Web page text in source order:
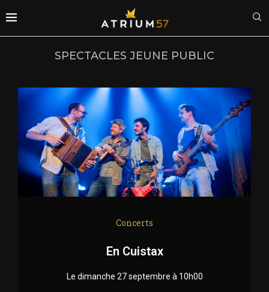
SPECTACLES JEUNE PUBLIC
Concerts
En Cuistax
Le dimanche 27 septembre à 10h00